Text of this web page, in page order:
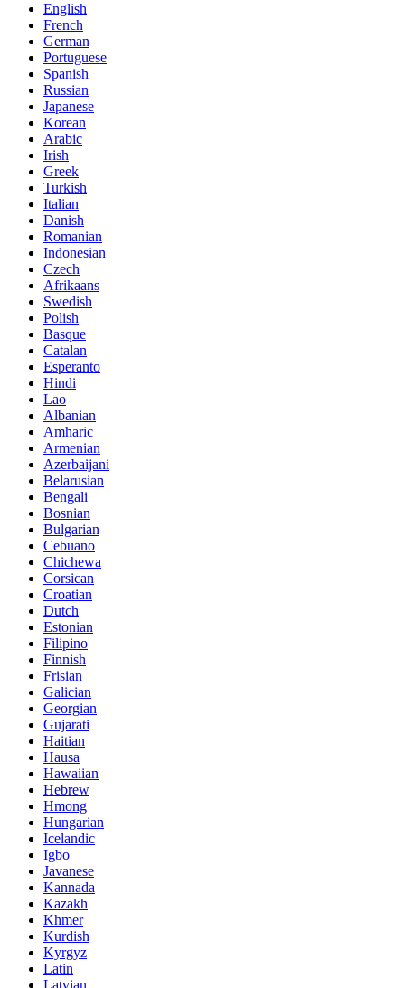
English
French
German
Portuguese
Spanish
Russian
Japanese
Korean
Arabic
Irish
Greek
Turkish
Italian
Danish
Romanian
Indonesian
Czech
Afrikaans
Swedish
Polish
Basque
Catalan
Esperanto
Hindi
Lao
Albanian
Amharic
Armenian
Azerbaijani
Belarusian
Bengali
Bosnian
Bulgarian
Cebuano
Chichewa
Corsican
Croatian
Dutch
Estonian
Filipino
Finnish
Frisian
Galician
Georgian
Gujarati
Haitian
Hausa
Hawaiian
Hebrew
Hmong
Hungarian
Icelandic
Igbo
Javanese
Kannada
Kazakh
Khmer
Kurdish
Kyrgyz
Latin
Latvian